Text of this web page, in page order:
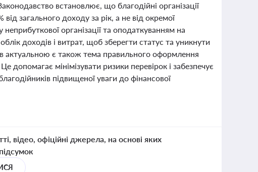
встановлює, що благодійні організації
загального доходу за рік, а не від окремої
організації та оподаткуванням на
доходів і витрат, щоб зберегти статус та уникнути
актуальною є також тема правильного оформлення
допомагає мінімізувати ризики перевірок і забезпечує
підвищеної уваги до фінансової
відео, офіційні джерела, на основі яких